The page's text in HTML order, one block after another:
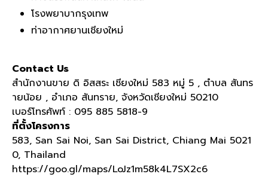
โรงพยาบากรุงเทพ
ท่าอากาศยานเชียงใหม่
Contact Us
สำนักงานขาย ดิ อิสสระ เชียงใหม่ 583 หมู่ 5 , ตำบล สันทร
ายน้อย , อำเภอ สันทราย, จังหวัดเชียงใหม่ 50210
เบอร์โทรศัพท์ : 095 885 5818-9
ที่ตั้งโครงการ
583, San Sai Noi, San Sai District, Chiang Mai 5021
0, Thailand
https://goo.gl/maps/LoJz1m58k4L7SX2c6